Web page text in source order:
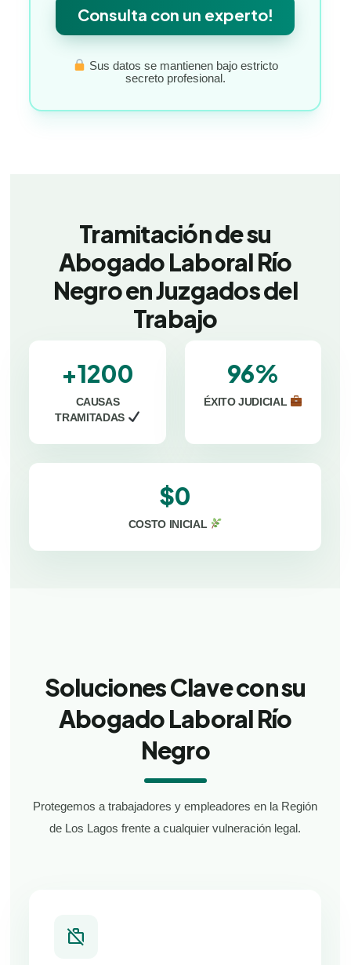
Consulta con un experto!
Sus datos se mantienen bajo estricto
secreto profesional.
Tramitación de su
Abogado Laboral Río
Negro en Juzgados del
Trabajo
+1200
CAUSAS
TRAMITADAS
96%
ÉXITO JUDICIAL
$0
COSTO INICIAL
Soluciones Clave con su
Abogado Laboral Río
Negro
Protegemos a trabajadores y empleadores en la Región
de Los Lagos frente a cualquier vulneración legal.
work_off